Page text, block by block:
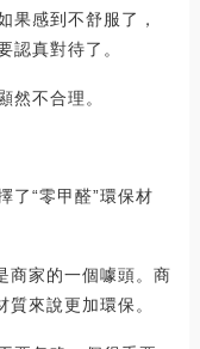
果感到不舒服了，
認真對待了。
然不合理。
了“零甲醛”環保材
商家的一個噱頭。商
來說更加環保。